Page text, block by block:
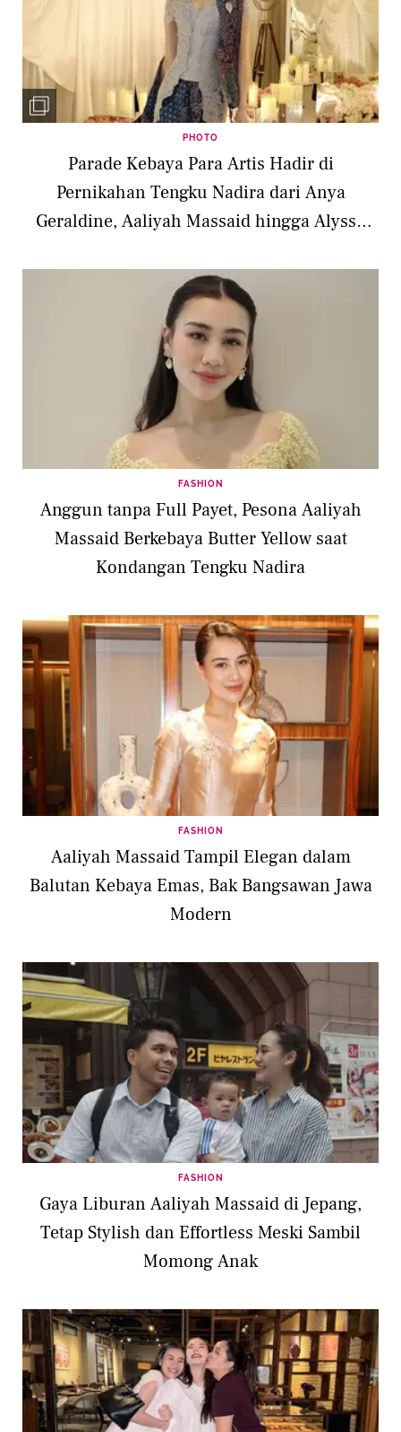
PHOTO
Parade Kebaya Para Artis Hadir di
Pernikahan Tengku Nadira dari Anya
Geraldine, Aaliyah Massaid hingga Alyssa
FASHION
Anggun tanpa Full Payet, Pesona Aaliyah
Massaid Berkebaya Butter Yellow saat
Kondangan Tengku Nadira
FASHION
Aaliyah Massaid Tampil Elegan dalam
Balutan Kebaya Emas, Bak Bangsawan Jawa
Modern
FASHION
Gaya Liburan Aaliyah Massaid di Jepang,
Tetap Stylish dan Effortless Meski Sambil
Momong Anak